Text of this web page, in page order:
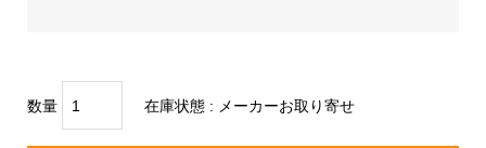
数量 在庫状態 : メーカーお取り寄せ